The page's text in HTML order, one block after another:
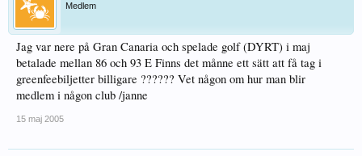
Medlem
Jag var nere på Gran Canaria och spelade golf (DYRT) i maj
betalade mellan 86 och 93 E Finns det månne ett sätt att få tag i
greenfeebiljetter billigare ?????? Vet någon om hur man blir
medlem i någon club /janne
15 maj 2005